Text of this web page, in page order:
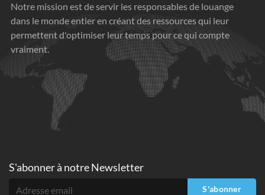
Notre mission est de servir les responsables de louange
dans le monde entier en créant des ressources qui leur
permettent d'optimiser leur temps pour ce qui compte
vraiment.
S'abonner à notre Newsletter
S'abonner